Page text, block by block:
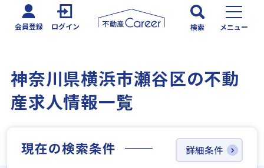
会員登録 ログイン 検索 メニュー
神奈川県横浜市瀬谷区の不動
産求人情報一覧
現在の検索条件 詳細条件